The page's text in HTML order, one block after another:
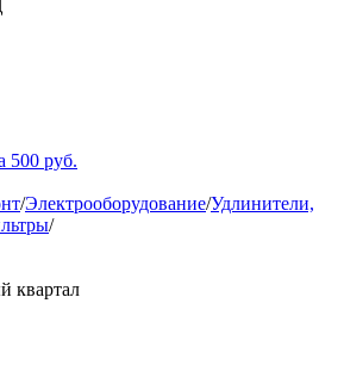
500 руб.
/Электрооборудование/Удлинители,
/
квартал